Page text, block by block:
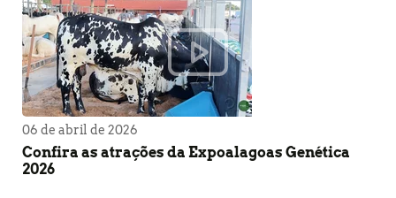
06 de abril de 2026
Confira as atrações da Expoalagoas Genética
2026